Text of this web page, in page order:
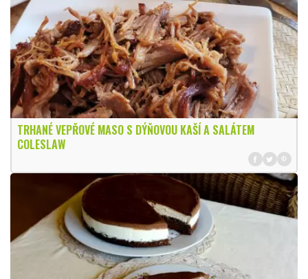
TRHANÉ VEPŘOVÉ MASO S DÝŇOVOU KAŠÍ A SALÁTEM
COLESLAW